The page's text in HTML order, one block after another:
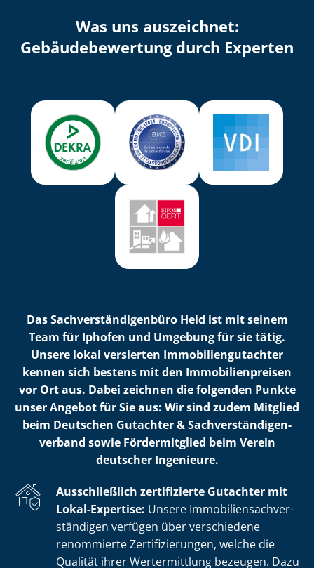
Was uns auszeichnet:
Ge­bäu­de­be­wer­tung durch Experten
Das Sach­ver­stän­di­gen­bü­ro Heid ist mit seinem
Team für Iphofen und Umgebung für sie tätig.
Unsere lokal versierten Im­mo­bi­li­en­gut­ach­ter
kennen sich bestens mit den Im­mo­bi­li­en­prei­sen
vor Ort aus. Dabei zeichnen die folgenden Punkte
unser Angebot für Sie aus: Wir sind zudem Mitglied
beim Deutschen Gutachter & Sach­ver­stän­di­gen­
ver­band sowie Fördermitglied beim Verein
deutscher Ingenieure.
Ausschließlich zertifizierte Gutachter mit
Lokal-Expertise: Unsere Im­mo­bi­li­en­sach­ver­
stän­di­gen verfügen über verschiedene
renommierte Zer­ti­fi­zie­run­gen, welche die
Qualität ihrer Wertermittlung bezeugen. Dazu